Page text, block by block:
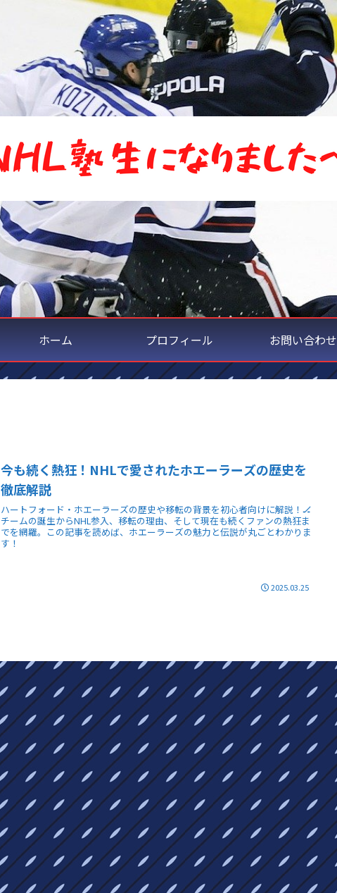
ホーム プロフィール お問い合わせ
今も続く熱狂！NHLで愛されたホエーラーズの歴史を
徹底解説
ハートフォード・ホエーラーズの歴史や移転の背景を初心者向けに解説！🏒
チームの誕生からNHL参入、移転の理由、そして現在も続くファンの熱狂ま
でを網羅。この記事を読めば、ホエーラーズの魅力と伝説が丸ごとわかりま
す！
2025.03.25